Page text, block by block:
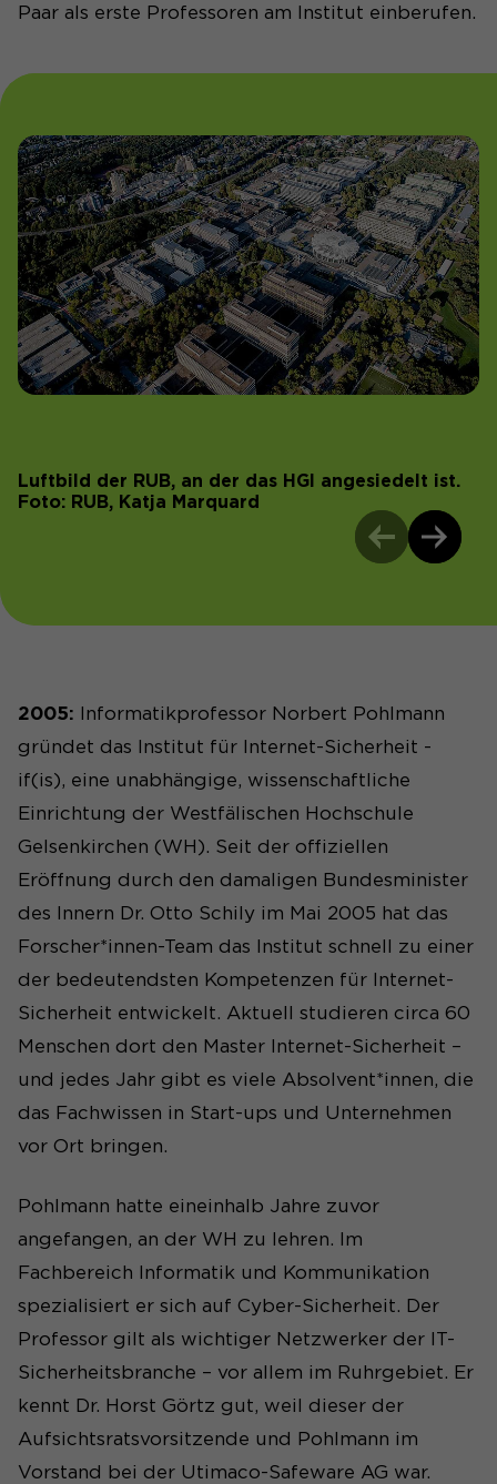
Paar als erste Professoren am Institut einberufen.
Luftbild der RUB, an der das HGI angesiedelt ist.
Foto: RUB, Katja Marquard
2005: Informatikprofessor Norbert Pohlmann
gründet das Institut für Internet-Sicherheit -
if(is), eine unabhängige, wissenschaftliche
Einrichtung der Westfälischen Hochschule
Gelsenkirchen (WH). Seit der offiziellen
Eröffnung durch den damaligen Bundesminister
des Innern Dr. Otto Schily im Mai 2005 hat das
Forscher*innen-Team das Institut schnell zu einer
der bedeutendsten Kompetenzen für Internet-
Sicherheit entwickelt. Aktuell studieren circa 60
Menschen dort den Master Internet-Sicherheit –
und jedes Jahr gibt es viele Absolvent*innen, die
das Fachwissen in Start-ups und Unternehmen
vor Ort bringen.
Pohlmann hatte eineinhalb Jahre zuvor
angefangen, an der WH zu lehren. Im
Fachbereich Informatik und Kommunikation
spezialisiert er sich auf Cyber-Sicherheit. Der
Professor gilt als wichtiger Netzwerker der IT-
Sicherheitsbranche – vor allem im Ruhrgebiet. Er
kennt Dr. Horst Görtz gut, weil dieser der
Aufsichtsratsvorsitzende und Pohlmann im
Vorstand bei der Utimaco-Safeware AG war.